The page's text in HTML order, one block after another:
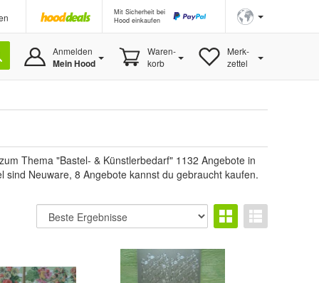
Mit Sicherheit bei
Hood einkaufen
Anmelden
Mein Hood
Waren-
korb
Merk-
zettel
Thema "Bastel- & Künstlerbedarf" 1132 Angebote in
Neuware, 8 Angebote kannst du gebraucht kaufen.